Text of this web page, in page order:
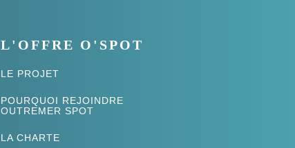
L'OFFRE O'SPOT
LE PROJET
POURQUOI REJOINDRE
OUTREMER SPOT
LA CHARTE